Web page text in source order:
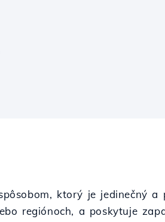
ktorý je jedinečný a
regiónoch, a poskytuje